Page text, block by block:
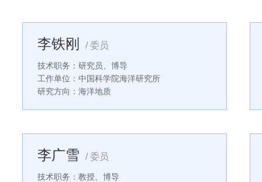
李铁刚 / 委员
技术职务：研究员、博导
工作单位：中国科学院海洋研究所
研究方向：海洋地质
李广雪 / 委员
技术职务：教授、博导